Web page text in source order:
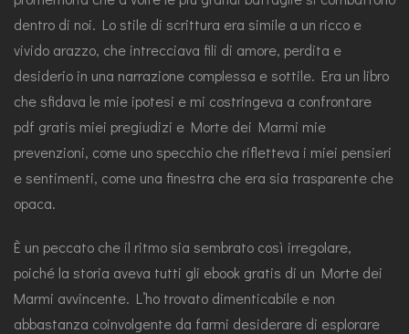
dentro di noi. Lo stile di scrittura era simile a un ricco e
vivido arazzo, che intrecciava fili di amore, perdita e
desiderio in una narrazione complessa e sottile. Era un libro
che sfidava le mie ipotesi e mi costringeva a confrontare
pdf gratis miei pregiudizi e Morte dei Marmi mie
prevenzioni, come uno specchio che rifletteva i miei pensieri
e sentimenti, come una finestra che era sia trasparente che
opaca.
È un peccato che il ritmo sia sembrato così irregolare,
poiché la storia aveva tutti gli ebook gratis di un Morte dei
Marmi avvincente. L’ho trovato dimenticabile e non
abbastanza coinvolgente da farmi desiderare di esplorare